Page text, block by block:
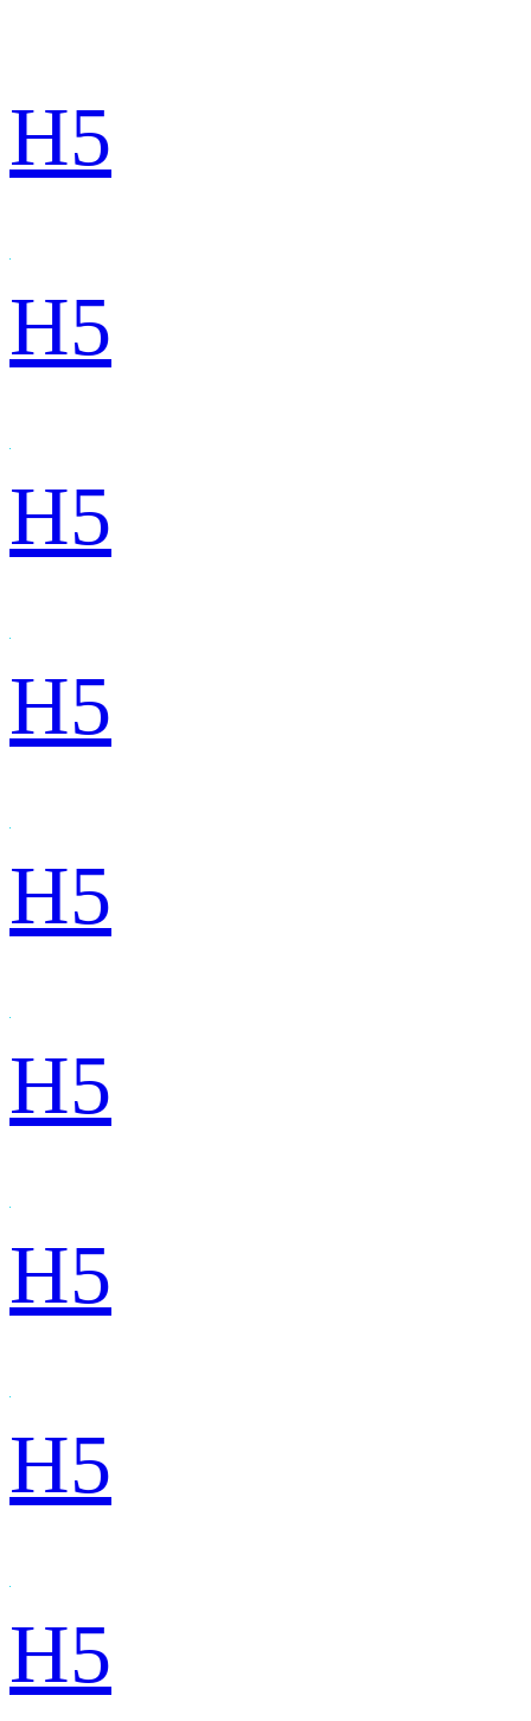
H5
H5
H5
H5
H5
H5
H5
H5
H5